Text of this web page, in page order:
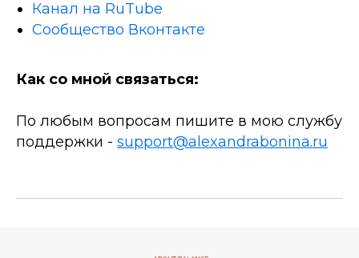
Канал на RuTube
Сообщество Вконтакте
Как со мной связаться:
По любым вопросам пишите в мою службу
поддержки - support@alexandrabonina.ru